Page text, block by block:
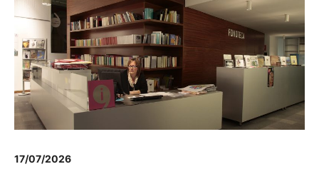
17/07/2026